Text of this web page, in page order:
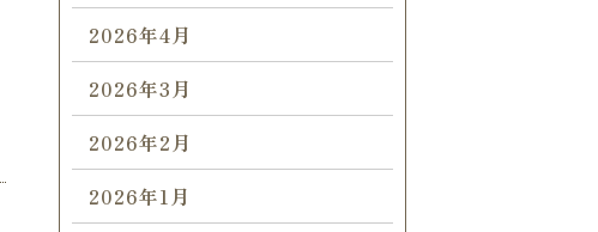
2026年4月
2026年3月
2026年2月
2026年1月